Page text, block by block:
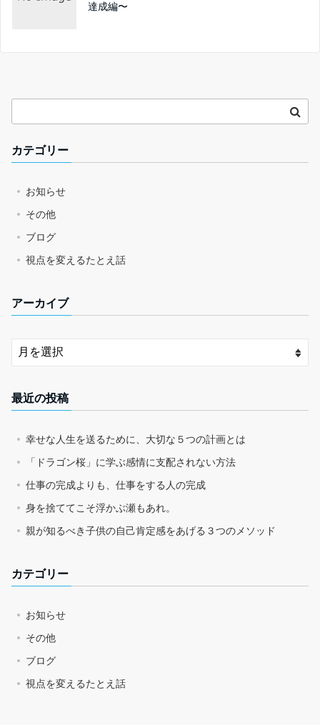
達成編〜
カテゴリー
お知らせ
その他
ブログ
視点を変えるたとえ話
アーカイブ
最近の投稿
幸せな人生を送るために、大切な５つの計画とは
「ドラゴン桜」に学ぶ感情に支配されない方法
仕事の完成よりも、仕事をする人の完成
身を捨ててこそ浮かぶ瀬もあれ。
親が知るべき子供の自己肯定感をあげる３つのメソッド
カテゴリー
お知らせ
その他
ブログ
視点を変えるたとえ話